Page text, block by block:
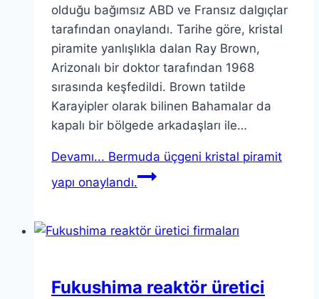
olduğu bağımsız ABD ve Fransız dalgıçlar
tarafından onaylandı. Tarihe göre, kristal
piramite yanlışlıkla dalan Ray Brown,
Arizonalı bir doktor tarafından 1968
sırasında keşfedildi. Brown tatilde
Karayipler olarak bilinen Bahamalar da
kapalı bir bölgede arkadaşları ile…
Devamı... Bermuda üçgeni kristal piramit
yapı onaylandı.
Fukushima reaktör üretici